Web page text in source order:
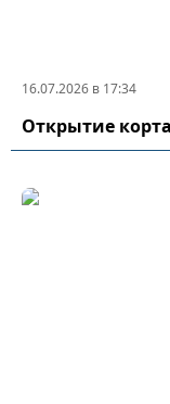
16.07.2026 в 17:34
Открытие